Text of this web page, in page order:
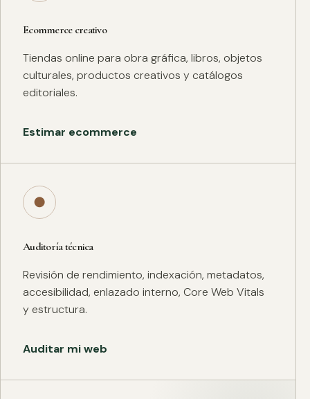
Ecommerce creativo
Tiendas online para obra gráfica, libros, objetos
culturales, productos creativos y catálogos
editoriales.
Estimar ecommerce
●
Auditoría técnica
Revisión de rendimiento, indexación, metadatos,
accesibilidad, enlazado interno, Core Web Vitals
y estructura.
Auditar mi web